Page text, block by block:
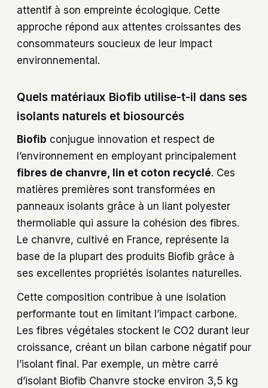
attentif à son empreinte écologique. Cette
approche répond aux attentes croissantes des
consommateurs soucieux de leur impact
environnemental.
Quels matériaux Biofib utilise-t-il dans ses
isolants naturels et biosourcés
Biofib conjugue innovation et respect de
l’environnement en employant principalement
fibres de chanvre, lin et coton recyclé. Ces
matières premières sont transformées en
panneaux isolants grâce à un liant polyester
thermoliable qui assure la cohésion des fibres.
Le chanvre, cultivé en France, représente la
base de la plupart des produits Biofib grâce à
ses excellentes propriétés isolantes naturelles.
Cette composition contribue à une isolation
performante tout en limitant l’impact carbone.
Les fibres végétales stockent le CO2 durant leur
croissance, créant un bilan carbone négatif pour
l’isolant final. Par exemple, un mètre carré
d’isolant Biofib Chanvre stocke environ 3,5 kg